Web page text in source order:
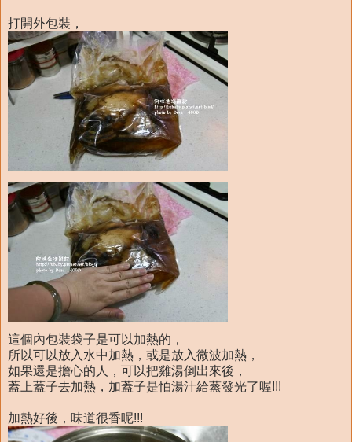
打開外包裝，
這個內包裝袋子是可以加熱的，
所以可以放入水中加熱，或是放入微波加熱，
如果還是擔心的人，可以把雞湯倒出來後，
蓋上蓋子去加熱，加蓋子是怕湯汁給蒸發光了喔!!!
加熱好後，味道很香呢!!!